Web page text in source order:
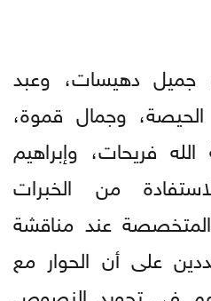
جميل دهيسات، وعبد
الحيصة، وجمال قموة،
فريحات، وإبراهيم
من الخبرات
المتخصصة عند مناقشة
على أن الحوار مع
في تجويد النصوص